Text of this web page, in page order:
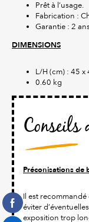
Prêt à l’usage.
Fabrication :
Garantie : 2
DIMENSIONS
L/H (cm) : 45 x
0.60 kg
Conseils
Préconisations de
Il est
éviter
exposition trop